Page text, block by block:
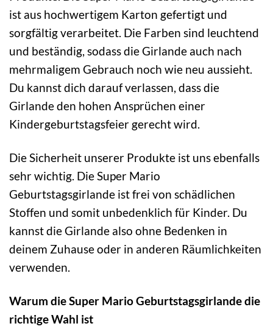
ist aus hochwertigem Karton gefertigt und
sorgfältig verarbeitet. Die Farben sind leuchtend
und beständig, sodass die Girlande auch nach
mehrmaligem Gebrauch noch wie neu aussieht.
Du kannst dich darauf verlassen, dass die
Girlande den hohen Ansprüchen einer
Kindergeburtstagsfeier gerecht wird.
Die Sicherheit unserer Produkte ist uns ebenfalls
sehr wichtig. Die Super Mario
Geburtstagsgirlande ist frei von schädlichen
Stoffen und somit unbedenklich für Kinder. Du
kannst die Girlande also ohne Bedenken in
deinem Zuhause oder in anderen Räumlichkeiten
verwenden.
Warum die Super Mario Geburtstagsgirlande die
richtige Wahl ist